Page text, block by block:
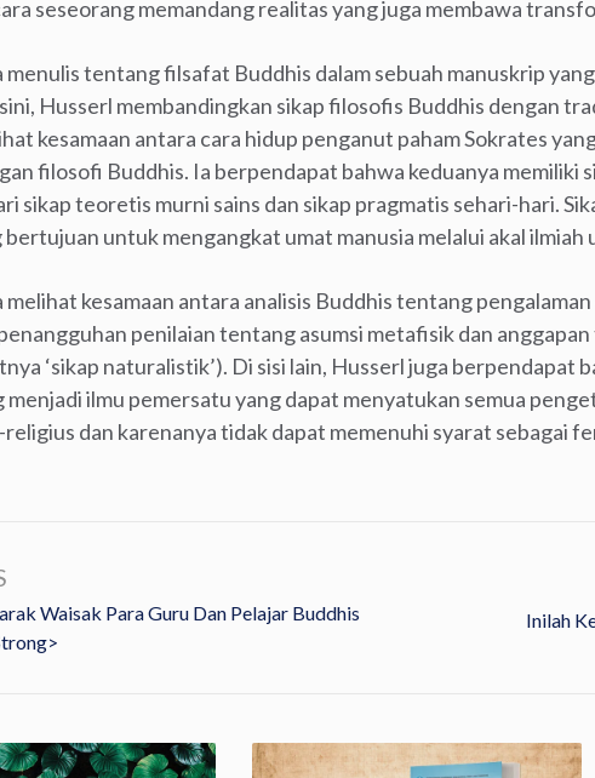
seseorang memandang realitas yang juga membawa
menulis tentang filsafat Buddhis dalam sebuah manuskrip
sini, Husserl membandingkan sikap filosofis Buddhis dengan
kesamaan antara cara hidup penganut paham Sokrates
filosofi Buddhis. Ia berpendapat bahwa keduanya memiliki
sikap teoretis murni sains dan sikap pragmatis sehari-hari.
bertujuan untuk mengangkat umat manusia melalui akal ilmiah
melihat kesamaan antara analisis Buddhis tentang
penilaian tentang asumsi metafisik dan anggapan
‘sikap naturalistik’). Di sisi lain, Husserl juga berpendapat
menjadi ilmu pemersatu yang dapat menyatukan semua
dan karenanya tidak dapat memenuhi syarat sebagai
Waisak Para Guru Dan Pelajar Buddhis
Inilah